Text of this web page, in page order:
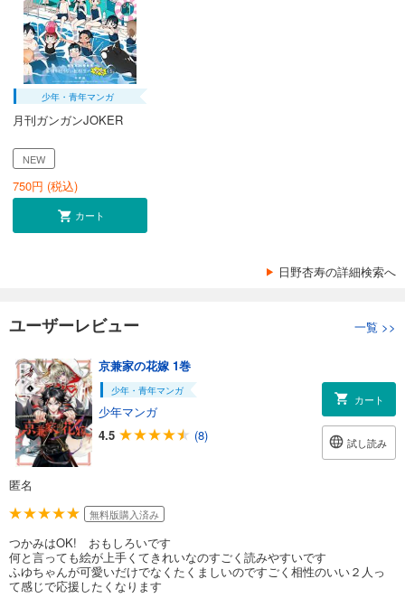
少年・青年マンガ
月刊ガンガンJOKER
NEW
750円 (税込)
カート
日野杏寿の詳細検索へ
ユーザーレビュー 一覧 >>
京兼家の花嫁 1巻
少年・青年マンガ
少年マンガ
4.5
(8)
カート
試し読み
匿名
無料版購入済み
つかみはOK! おもしろいです
何と言っても絵が上手くてきれいなのすごく読みやすいです
ふゆちゃんが可愛いだけでなくたくましいのですごく相性のいい２人っ
て感じで応援したくなります